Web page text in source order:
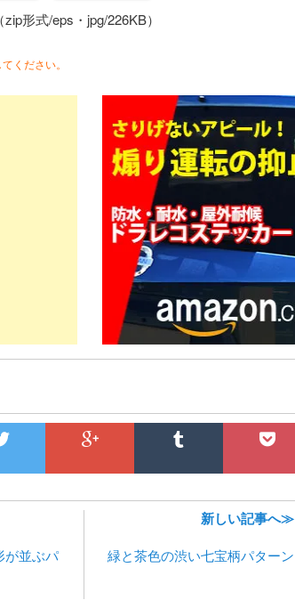
（zip形式/eps・jpg/226KB）
ください。
が並ぶパ
新しい記事へ≫
緑と茶色の渋い七宝柄パターン